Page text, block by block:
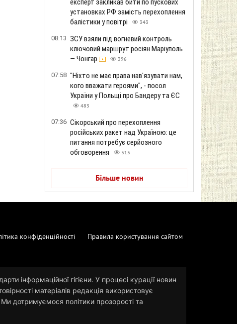
експерт закликав бити по пускових
установках РФ замість перехоплення
балістики у повітрі
343
08:13 ЗСУ взяли під вогневий контроль
ключовий маршрут росіян Маріуполь
— Чонгар
396
07:58 "Ніхто не має права нав'язувати нам,
кого вважати героями", - посол
України у Польщі про Бандеру та ЄС
483
07:36 Сікорський про перехоплення
російських ракет над Україною: це
питання потребує серйозного
обговорення
313
Більше новин
конфіденційності Правила користування сайтом
інформаційної гігієни. У процесі курації новин
матеріалів редакція використовує
Ми дотримуємося політики прозорості та